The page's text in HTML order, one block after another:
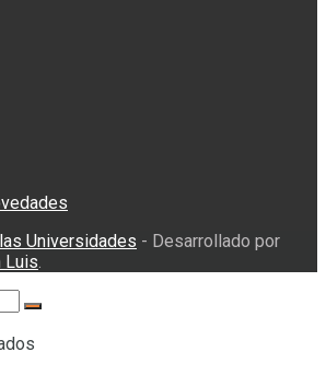
Universidades - Desarrollado por
Luis.